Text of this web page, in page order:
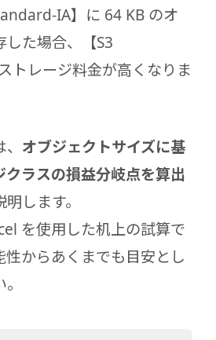
IA】に 64 KB のオ
した場合、【S3
トレージ料金が高くなりま
オブジェクトサイズに基
クラスの損益分岐点を算出
します。
を使用した机上の試算で
性からあくまでも目安とし